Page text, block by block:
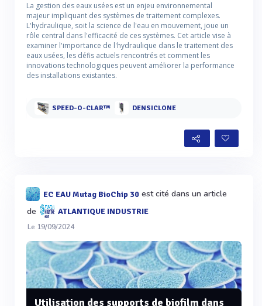
La gestion des eaux usées est un enjeu environnemental
majeur impliquant des systèmes de traitement complexes.
L'hydraulique, soit la science de l'eau en mouvement, joue un
rôle central dans l'efficacité de ces systèmes. Cet article vise à
examiner l'importance de l'hydraulique dans le traitement des
eaux usées, les défis actuels rencontrés et comment les
innovations technologiques peuvent améliorer la performance
des installations existantes.
SPEED-O-CLAR™ DENSICLONE
EC EAU Mutag BioChip 30 est cité dans un article
de
ATLANTIQUE INDUSTRIE
Le 19/09/2024
Utilisation des supports de biofilm dans